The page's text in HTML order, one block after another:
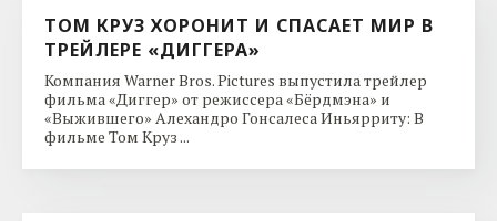
ТОМ КРУЗ ХОРОНИТ И СПАСАЕТ МИР В
ТРЕЙЛЕРЕ «ДИГГЕРА»
Компания Warner Bros. Pictures выпустила трейлер
фильма «Диггер» от режиссера «Бёрдмэна» и
«Выжившего» Алехандро Гонсалеса Иньярриту: В
фильме Том Круз ...